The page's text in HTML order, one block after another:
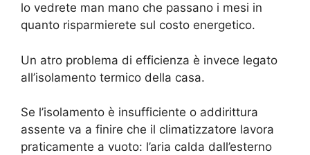
lo vedrete man mano che passano i mesi in
quanto risparmierete sul costo energetico.
Un atro problema di efficienza è invece legato
all’isolamento termico della casa.
Se l’isolamento è insufficiente o addirittura
assente va a finire che il climatizzatore lavora
praticamente a vuoto: l’aria calda dall’esterno